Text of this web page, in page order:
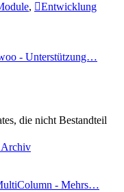
,
Entwicklung
- Unterstützung…
die nicht Bestandteil
Archiv
- Mehrs…